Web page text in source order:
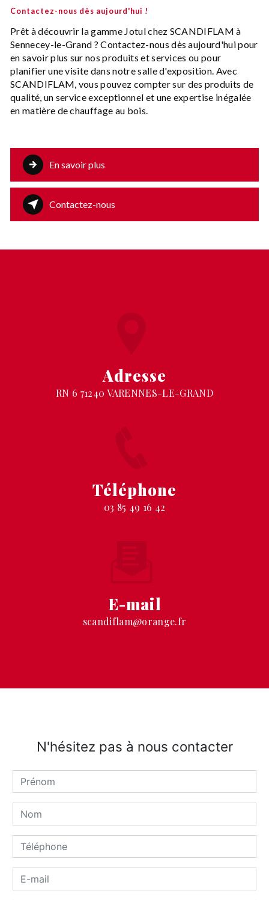
Contactez-nous dès aujourd'hui !
Prêt à découvrir la gamme Jotul chez SCANDIFLAM à
Sennecey-le-Grand ? Contactez-nous dès aujourd'hui pour
en savoir plus sur nos produits et services ou pour
planifier une visite dans notre salle d'exposition. Avec
SCANDIFLAM, vous pouvez compter sur des produits de
qualité, un service exceptionnel et une expertise inégalée
en matière de chauffage au bois.
En savoir plus
Contactez-nous
Adresse
RN 6 71240 VARENNES-LE-GRAND
Téléphone
03 85 49 16 42
E-mail
scandiflam@orange.fr
N'hésitez pas à nous contacter